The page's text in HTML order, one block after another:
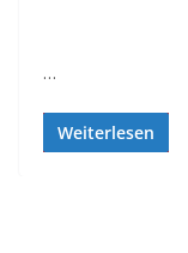
…
Weiterlesen